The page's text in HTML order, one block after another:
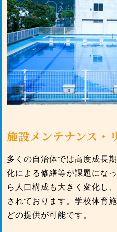
施設メンテナンス・
多くの自治体では高度成長
化による修繕等が課題にな
ら人口構成も大きく変化し
されております。学校体育
どの提供が可能です。